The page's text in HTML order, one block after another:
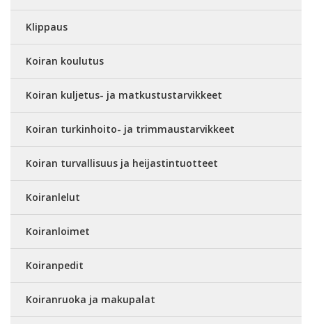
Klippaus
Koiran koulutus
Koiran kuljetus- ja matkustustarvikkeet
Koiran turkinhoito- ja trimmaustarvikkeet
Koiran turvallisuus ja heijastintuotteet
Koiranlelut
Koiranloimet
Koiranpedit
Koiranruoka ja makupalat